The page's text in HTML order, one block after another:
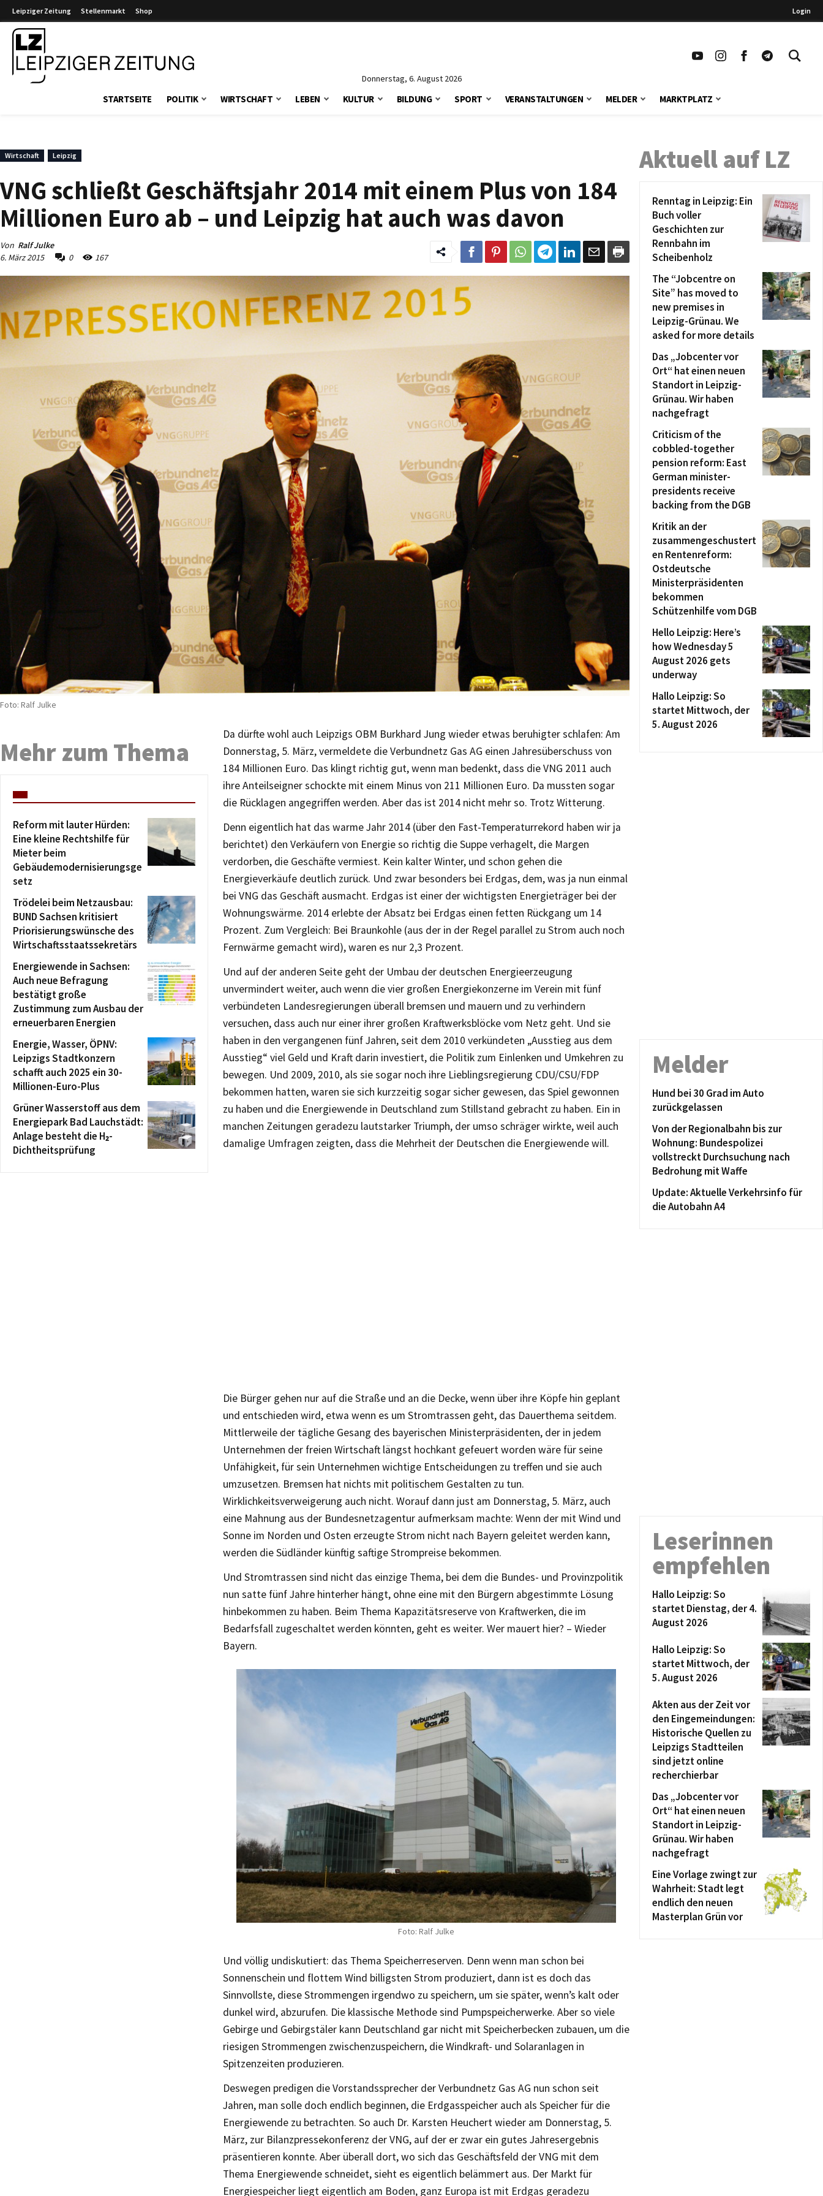
Leipziger Zeitung Stellenmarkt Shop Login
Donnerstag, 6. August 2026
STARTSEITE POLITIK WIRTSCHAFT LEBEN KULTUR BILDUNG SPORT VERANSTALTUNGEN MELDER MARKTPLATZ
Wirtschaft Leipzig
VNG schließt Geschäftsjahr 2014 mit einem Plus von 184
Millionen Euro ab – und Leipzig hat auch was davon
Von Ralf Julke
6. März 2015
0 167
Foto: Ralf Julke
Da dürfte wohl auch Leipzigs OBM Burkhard Jung wieder etwas beruhigter schlafen: Am
Donnerstag, 5. März, vermeldete die Verbundnetz Gas AG einen Jahresüberschuss von
184 Millionen Euro. Das klingt richtig gut, wenn man bedenkt, dass die VNG 2011 auch
ihre Anteilseigner schockte mit einem Minus von 211 Millionen Euro. Da mussten sogar
die Rücklagen angegriffen werden. Aber das ist 2014 nicht mehr so. Trotz Witterung.
Denn eigentlich hat das warme Jahr 2014 (über den Fast-Temperaturrekord haben wir ja
berichtet) den Verkäufern von Energie so richtig die Suppe verhagelt, die Margen
verdorben, die Geschäfte vermiest. Kein kalter Winter, und schon gehen die
Energieverkäufe deutlich zurück. Und zwar besonders bei Erdgas, dem, was ja nun einmal
bei VNG das Geschäft ausmacht. Erdgas ist einer der wichtigsten Energieträger bei der
Wohnungswärme. 2014 erlebte der Absatz bei Erdgas einen fetten Rückgang um 14
Prozent. Zum Vergleich: Bei Braunkohle (aus der in der Regel parallel zu Strom auch noch
Fernwärme gemacht wird), waren es nur 2,3 Prozent.
Und auf der anderen Seite geht der Umbau der deutschen Energieerzeugung
unvermindert weiter, auch wenn die vier großen Energiekonzerne im Verein mit fünf
verbündeten Landesregierungen überall bremsen und mauern und zu verhindern
versuchen, dass auch nur einer ihrer großen Kraftwerksblöcke vom Netz geht. Und sie
haben in den vergangenen fünf Jahren, seit dem 2010 verkündeten „Ausstieg aus dem
Ausstieg“ viel Geld und Kraft darin investiert, die Politik zum Einlenken und Umkehren zu
bewegen. Und 2009, 2010, als sie sogar noch ihre Lieblingsregierung CDU/CSU/FDP
bekommen hatten, waren sie sich kurzzeitig sogar sicher gewesen, das Spiel gewonnen
zu haben und die Energiewende in Deutschland zum Stillstand gebracht zu haben. Ein in
manchen Zeitungen geradezu lautstarker Triumph, der umso schräger wirkte, weil auch
damalige Umfragen zeigten, dass die Mehrheit der Deutschen die Energiewende will.
Die Bürger gehen nur auf die Straße und an die Decke, wenn über ihre Köpfe hin geplant
und entschieden wird, etwa wenn es um Stromtrassen geht, das Dauerthema seitdem.
Mittlerweile der tägliche Gesang des bayerischen Ministerpräsidenten, der in jedem
Unternehmen der freien Wirtschaft längst hochkant gefeuert worden wäre für seine
Unfähigkeit, für sein Unternehmen wichtige Entscheidungen zu treffen und sie auch
umzusetzen. Bremsen hat nichts mit politischem Gestalten zu tun.
Wirklichkeitsverweigerung auch nicht. Worauf dann just am Donnerstag, 5. März, auch
eine Mahnung aus der Bundesnetzagentur aufmerksam machte: Wenn der mit Wind und
Sonne im Norden und Osten erzeugte Strom nicht nach Bayern geleitet werden kann,
werden die Südländer künftig saftige Strompreise bekommen.
Und Stromtrassen sind nicht das einzige Thema, bei dem die Bundes- und Provinzpolitik
nun satte fünf Jahre hinterher hängt, ohne eine mit den Bürgern abgestimmte Lösung
hinbekommen zu haben. Beim Thema Kapazitätsreserve von Kraftwerken, die im
Bedarfsfall zugeschaltet werden könnten, geht es weiter. Wer mauert hier? – Wieder
Bayern.
Foto: Ralf Julke
Und völlig undiskutiert: das Thema Speicherreserven. Denn wenn man schon bei
Sonnenschein und flottem Wind billigsten Strom produziert, dann ist es doch das
Sinnvollste, diese Strommengen irgendwo zu speichern, um sie später, wenn’s kalt oder
dunkel wird, abzurufen. Die klassische Methode sind Pumpspeicherwerke. Aber so viele
Gebirge und Gebirgstäler kann Deutschland gar nicht mit Speicherbecken zubauen, um die
riesigen Strommengen zwischenzuspeichern, die Windkraft- und Solaranlagen in
Spitzenzeiten produzieren.
Deswegen predigen die Vorstandssprecher der Verbundnetz Gas AG nun schon seit
Jahren, man solle doch endlich beginnen, die Erdgasspeicher auch als Speicher für die
Energiewende zu betrachten. So auch Dr. Karsten Heuchert wieder am Donnerstag, 5.
März, zur Bilanzpressekonferenz der VNG, auf der er zwar ein gutes Jahresergebnis
präsentieren konnte. Aber überall dort, wo sich das Geschäftsfeld der VNG mit dem
Thema Energiewende schneidet, sieht es eigentlich belämmert aus. Der Markt für
Energiespeicher liegt eigentlich am Boden, ganz Europa ist mit Erdgas geradezu
Mehr zum Thema
Reform mit lauter Hürden:
Eine kleine Rechtshilfe für
Mieter beim
Gebäudemodernisierungsge
setz
Trödelei beim Netzausbau:
BUND Sachsen kritisiert
Priorisierungswünsche des
Wirtschaftsstaatssekretärs
Energiewende in Sachsen:
Auch neue Befragung
bestätigt große
Zustimmung zum Ausbau der
erneuerbaren Energien
Energie, Wasser, ÖPNV:
Leipzigs Stadtkonzern
schafft auch 2025 ein 30-
Millionen-Euro-Plus
Grüner Wasserstoff aus dem
Energiepark Bad Lauchstädt:
Anlage besteht die H₂-
Dichtheitsprüfung
Aktuell auf LZ
Renntag in Leipzig: Ein
Buch voller
Geschichten zur
Rennbahn im
Scheibenholz
The “Jobcentre on
Site” has moved to
new premises in
Leipzig-Grünau. We
asked for more details
Das „Jobcenter vor
Ort“ hat einen neuen
Standort in Leipzig-
Grünau. Wir haben
nachgefragt
Criticism of the
cobbled-together
pension reform: East
German minister-
presidents receive
backing from the DGB
Kritik an der
zusammengeschustert
en Rentenreform:
Ostdeutsche
Ministerpräsidenten
bekommen
Schützenhilfe vom DGB
Hello Leipzig: Here’s
how Wednesday 5
August 2026 gets
underway
Hallo Leipzig: So
startet Mittwoch, der
5. August 2026
Melder
Hund bei 30 Grad im Auto
zurückgelassen
Von der Regionalbahn bis zur
Wohnung: Bundespolizei
vollstreckt Durchsuchung nach
Bedrohung mit Waffe
Update: Aktuelle Verkehrsinfo für
die Autobahn A4
Leserinnen
empfehlen
Hallo Leipzig: So
startet Dienstag, der 4.
August 2026
Hallo Leipzig: So
startet Mittwoch, der
5. August 2026
Akten aus der Zeit vor
den Eingemeindungen:
Historische Quellen zu
Leipzigs Stadtteilen
sind jetzt online
recherchierbar
Das „Jobcenter vor
Ort“ hat einen neuen
Standort in Leipzig-
Grünau. Wir haben
nachgefragt
Eine Vorlage zwingt zur
Wahrheit: Stadt legt
endlich den neuen
Masterplan Grün vor